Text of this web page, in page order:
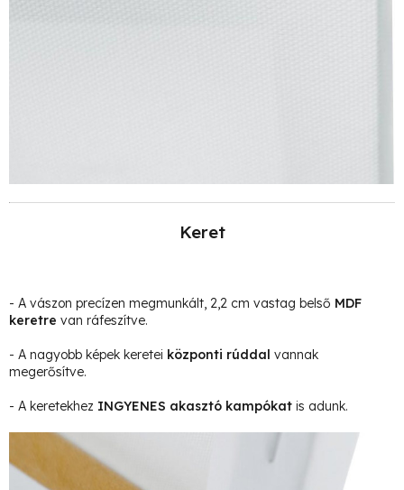
Keret
- A vászon precízen megmunkált, 2,2 cm vastag belső MDF
keretre van ráfeszítve.
- A nagyobb képek keretei központi rúddal vannak
megerősítve.
- A keretekhez INGYENES akasztó kampókat is adunk.